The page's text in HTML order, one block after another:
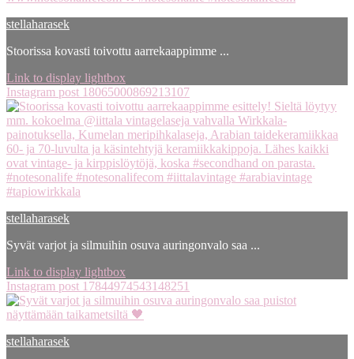
stellaharasek
Stoorissa kovasti toivottu aarrekaappimme ...
Link to display lightbox
Instagram post 18065000869213107
stellaharasek
Syvät varjot ja silmuihin osuva auringonvalo saa ...
Link to display lightbox
Instagram post 17844974543148251
stellaharasek